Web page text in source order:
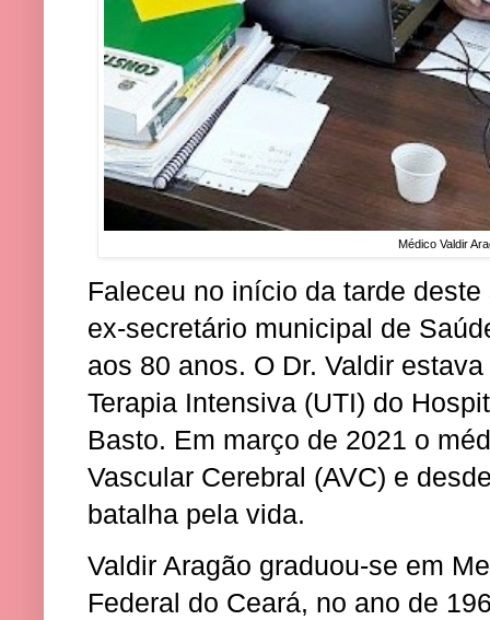
Médico Valdir
Faleceu no início da tarde
ex-secretário municipal de
aos 80 anos. O Dr. Valdir
Terapia Intensiva (UTI) do
Basto. Em março de 2021 o
Vascular Cerebral (AVC) e
batalha pela vida.
Valdir Aragão graduou-se em
Federal do Ceará, no ano de